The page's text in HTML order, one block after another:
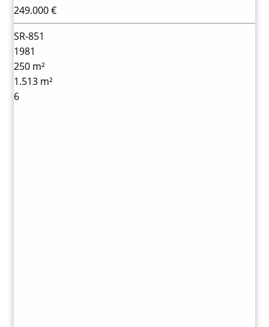
249.000 €
SR-851
1981
250 m²
1.513 m²
6